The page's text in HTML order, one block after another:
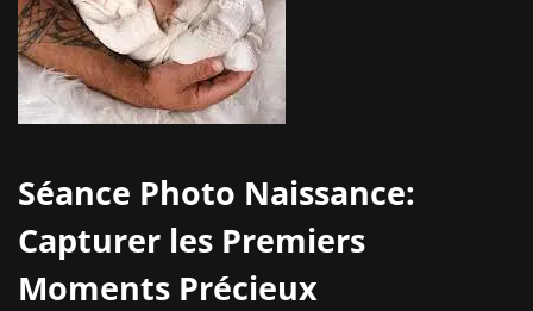
Séance Photo Naissance:
Capturer les Premiers
Moments Précieux